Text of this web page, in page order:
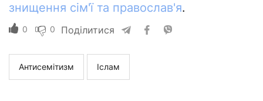
знищення сім'ї та православ'я.
0 0 Поділитися
Антисемітизм Іслам